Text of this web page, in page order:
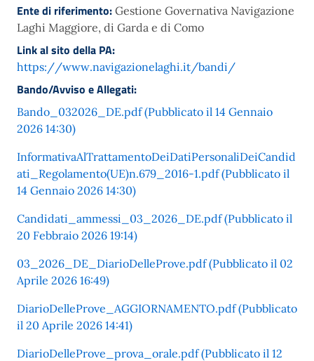
Ente di riferimento: Gestione Governativa Navigazione
Laghi Maggiore, di Garda e di Como
Link al sito della PA:
https://www.navigazionelaghi.it/bandi/
Bando/Avviso e Allegati:
Bando_032026_DE.pdf (Pubblicato il 14 Gennaio
2026 14:30)
InformativaAlTrattamentoDeiDatiPersonaliDeiCandid
ati_Regolamento(UE)n.679_2016-1.pdf (Pubblicato il
14 Gennaio 2026 14:30)
Candidati_ammessi_03_2026_DE.pdf (Pubblicato il
20 Febbraio 2026 19:14)
03_2026_DE_DiarioDelleProve.pdf (Pubblicato il 02
Aprile 2026 16:49)
DiarioDelleProve_AGGIORNAMENTO.pdf (Pubblicato
il 20 Aprile 2026 14:41)
DiarioDelleProve_prova_orale.pdf (Pubblicato il 12